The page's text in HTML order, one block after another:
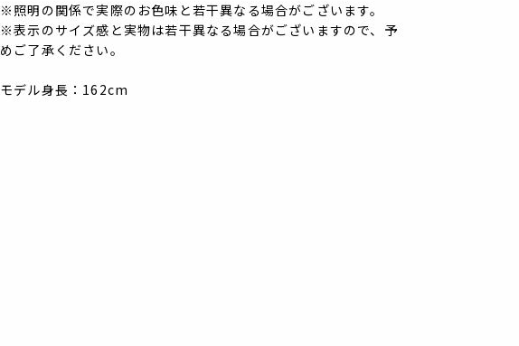
※照明の関係で実際のお色味と若干異なる場合がございます。
※表示のサイズ感と実物は若干異なる場合がございますので、予
めご了承ください。
モデル身長：162cm